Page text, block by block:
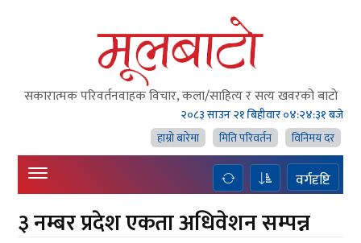
सकारात्मक परिवर्तनवाहक विचार, कला/साहित्य र सत्य खवरको बाटाे
२०८३ साउन २१ बिहीवार०४:२४:३१ बजे
हाम्राे बारेमा
मिति परिवर्तन विनिमय दर
वर्गदृष्टि
३ नम्बर प्रदेश एकता अधिवेशन सम्पन्न